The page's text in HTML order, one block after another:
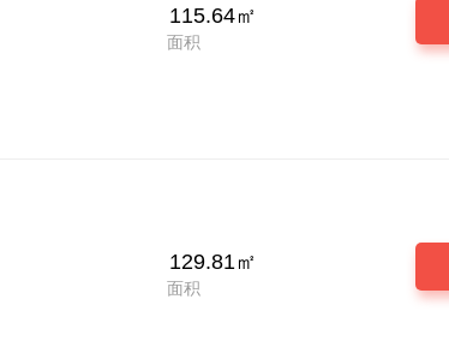
115.64㎡
面积
129.81㎡
面积